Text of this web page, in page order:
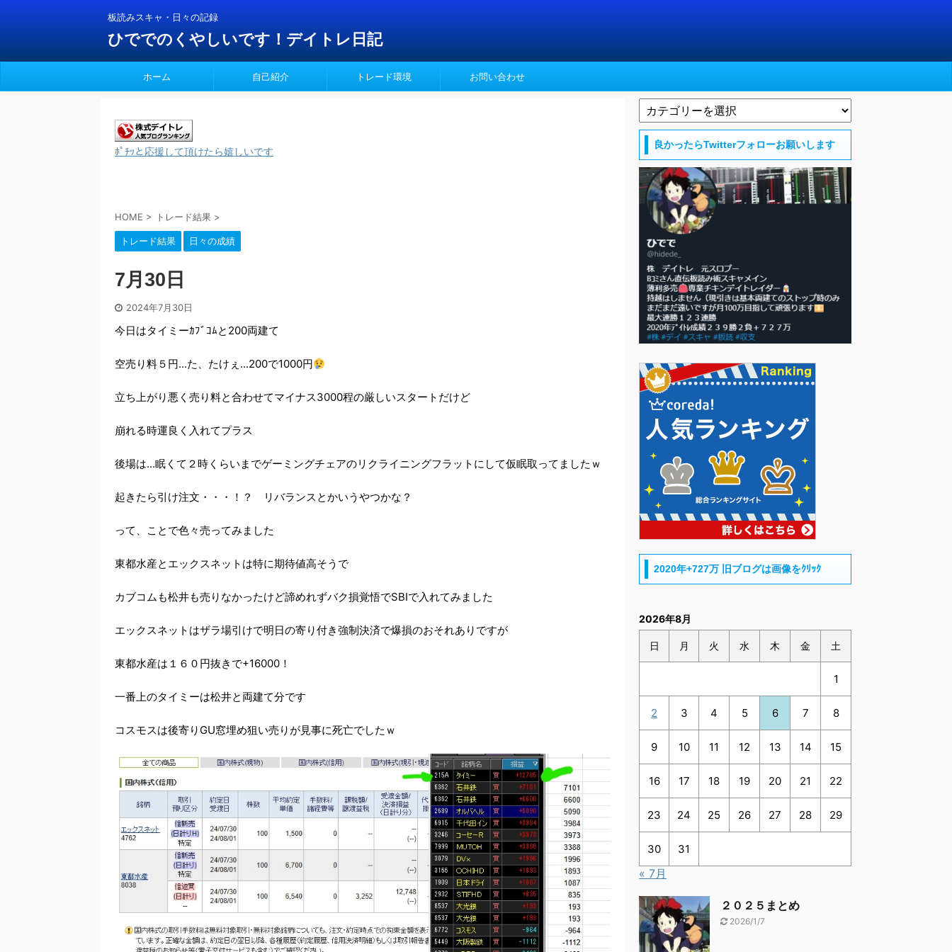
板読みスキャ・日々の記録
ひででのくやしいです！デイトレ日記
ホーム 自己紹介 トレード環境 お問い合わせ
ﾎﾟﾁｯと応援して頂けたら嬉しいです
HOME > トレード結果 >
トレード結果 日々の成績
7月30日
2024年7月30日
今日はタイミーｶﾌﾞｺﾑと200両建て
空売り料５円...た、たけぇ...200で1000円
立ち上がり悪く売り料と合わせてマイナス3000程の厳しいスタートだけど
崩れる時運良く入れてプラス
後場は...眠くて２時くらいまでゲーミングチェアのリクライニングフラットにして仮眠取ってましたｗ
起きたら引け注文・・・！？ リバランスとかいうやつかな？
って、ことで色々売ってみました
東都水産とエックスネットは特に期待値高そうで
カブコムも松井も売りなかったけど諦めれずバク損覚悟でSBIで入れてみました
エックスネットはザラ場引けで明日の寄り付き強制決済で爆損のおそれありですが
東都水産は１６０円抜きで+16000！
一番上のタイミーは松井と両建て分です
コスモスは後寄りGU窓埋め狙い売りが見事に死亡でしたｗ
良かったらTwitterフォローお願いします
2020年+727万 旧ブログは画像をｸﾘｯｸ
2026年8月
日 月 火 水 木 金 土
1
2 3 4 5 6 7 8
9 10 11 12 13 14 15
16 17 18 19 20 21 22
23 24 25 26 27 28 29
30 31
« 7月
２０２５まとめ
2026/1/7